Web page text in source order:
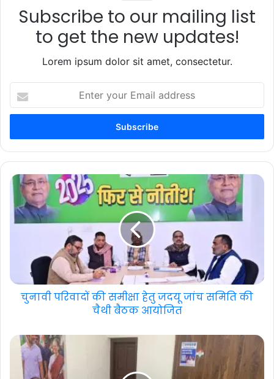
Subscribe to our mailing list
to get the new updates!
Lorem ipsum dolor sit amet, consectetur.
your
Email
चुनावी परिवादों की समीक्षा हेतु जदयू जांच समिति की
चैथी बैठक आयोजित